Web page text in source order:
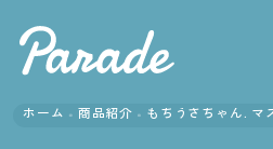
ホーム 商品紹介 もちうさちゃん. マ